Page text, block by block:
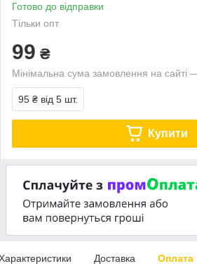
Готово до відправки
Тільки опт
99 ₴
Мінімальна сума замовлення на сайті
95 ₴ від 5 шт.
Купити
Доставка Оплата